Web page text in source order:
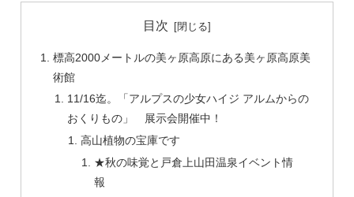
目次
標高2000メートルの美ヶ原高原にある美ヶ原高原美
術館
11/16迄。「アルプスの少女ハイジ アルムからの
おくりもの」 展示会開催中！
高山植物の宝庫です
★秋の味覚と戸倉上山田温泉イベント情
報